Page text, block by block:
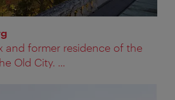
and former residence of the
Old City. ...